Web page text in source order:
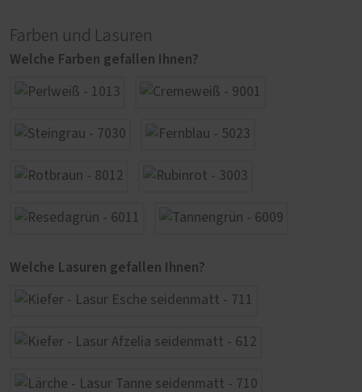
Farben und Lasuren
Welche Farben gefallen Ihnen?
Welche Lasuren gefallen Ihnen?